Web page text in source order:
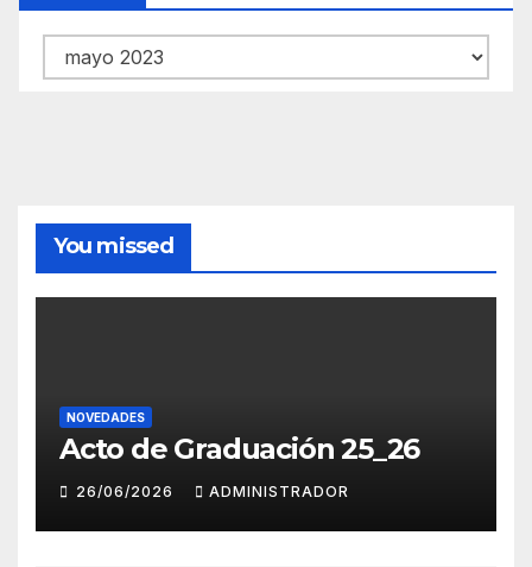
Archivos
You missed
NOVEDADES
Acto de Graduación 25_26
26/06/2026 ADMINISTRADOR